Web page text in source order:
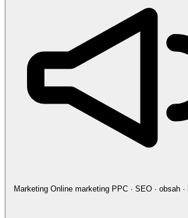
Marketing Online marketing PPC · SEO · obsah